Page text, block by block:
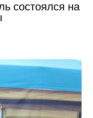
состоялся на